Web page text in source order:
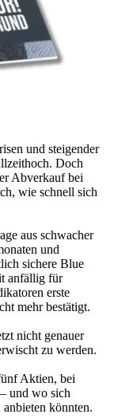
und steigender
Doch
Abverkauf bei
wie schnell sich
aus schwacher
und
sichere Blue
anfällig für
erste
mehr bestätigt.
nicht genauer
zu werden.
Aktien, bei
und wo sich
könnten.